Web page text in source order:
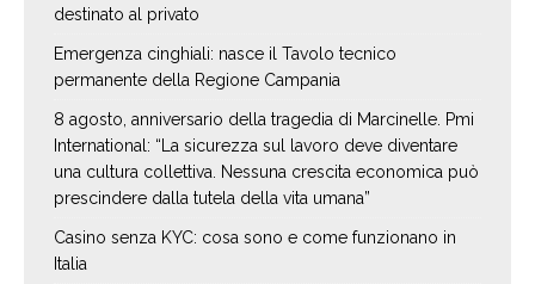
destinato al privato
Emergenza cinghiali: nasce il Tavolo tecnico
permanente della Regione Campania
8 agosto, anniversario della tragedia di Marcinelle. Pmi
International: “La sicurezza sul lavoro deve diventare
una cultura collettiva. Nessuna crescita economica può
prescindere dalla tutela della vita umana”
Casino senza KYC: cosa sono e come funzionano in
Italia